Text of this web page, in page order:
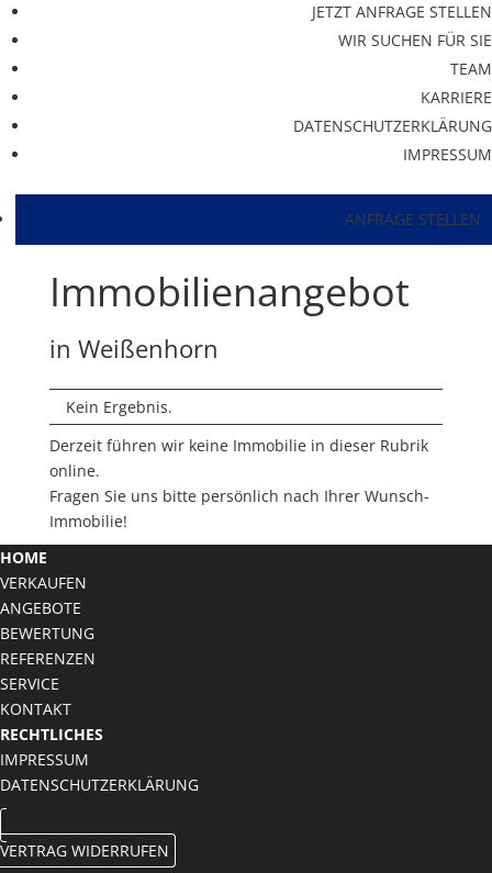
JETZT ANFRAGE STELLEN
WIR SUCHEN FÜR SIE
TEAM
KARRIERE
DATENSCHUTZERKLÄRUNG
IMPRESSUM
ANFRAGE STELLEN
Immobilien­angebot
in Weißenhorn
Kein Ergebnis.
Derzeit führen wir keine Immobilie in dieser Rubrik
online.
Fragen Sie uns bitte persönlich nach Ihrer Wunsch-
Immobilie!
HOME
VERKAUFEN
ANGEBOTE
BEWERTUNG
REFERENZEN
SERVICE
KONTAKT
RECHTLICHES
IMPRESSUM
DATENSCHUTZERKLÄRUNG
VERTRAG WIDERRUFEN